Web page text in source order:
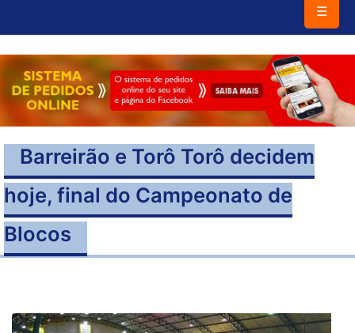
☰
Barreirão e Torô Torô decidem
hoje, final do Campeonato de
Blocos